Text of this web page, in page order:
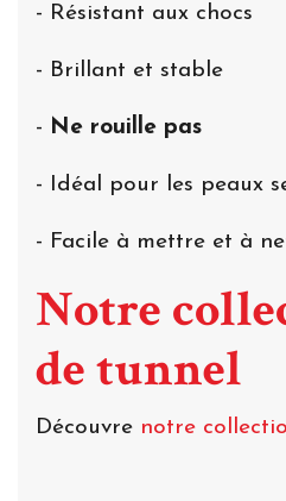
- Résistant aux chocs
- Brillant et stable
- Ne rouille pas
- Idéal pour les peaux
- Facile à mettre et à
Notre
de tunnel
Découvre notre